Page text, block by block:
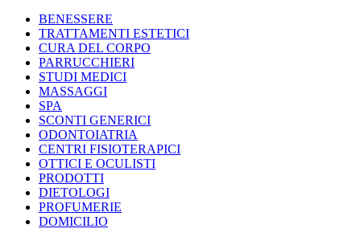
BENESSERE
TRATTAMENTI ESTETICI
CURA DEL CORPO
PARRUCCHIERI
STUDI MEDICI
MASSAGGI
SPA
SCONTI GENERICI
ODONTOIATRIA
CENTRI FISIOTERAPICI
OTTICI E OCULISTI
PRODOTTI
DIETOLOGI
PROFUMERIE
DOMICILIO